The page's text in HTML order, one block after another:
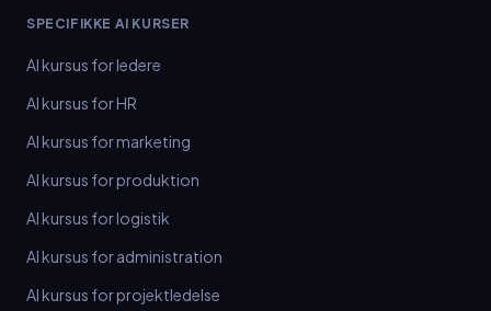
SPECIFIKKE AI KURSER
AI kursus for ledere
AI kursus for HR
AI kursus for marketing
AI kursus for produktion
AI kursus for logistik
AI kursus for administration
AI kursus for projektledelse